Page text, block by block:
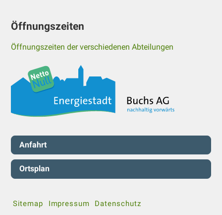
Öffnungszeiten
Öffnungszeiten der verschiedenen Abteilungen
Servicenavigation
Anfahrt
Ortsplan
Sitemap Impressum Datenschutz